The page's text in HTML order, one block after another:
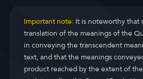
Important note:It is noteworthy that
translation of the meanings of the
in conveying the transcendent
text, and that the meanings
product reached by the extent of